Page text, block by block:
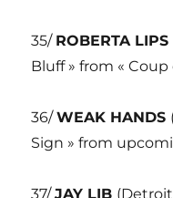
35/ ROBERTA LIPS
Bluff » from « Coup
36/WEAK HANDS
Sign » from
37/JAY LIB